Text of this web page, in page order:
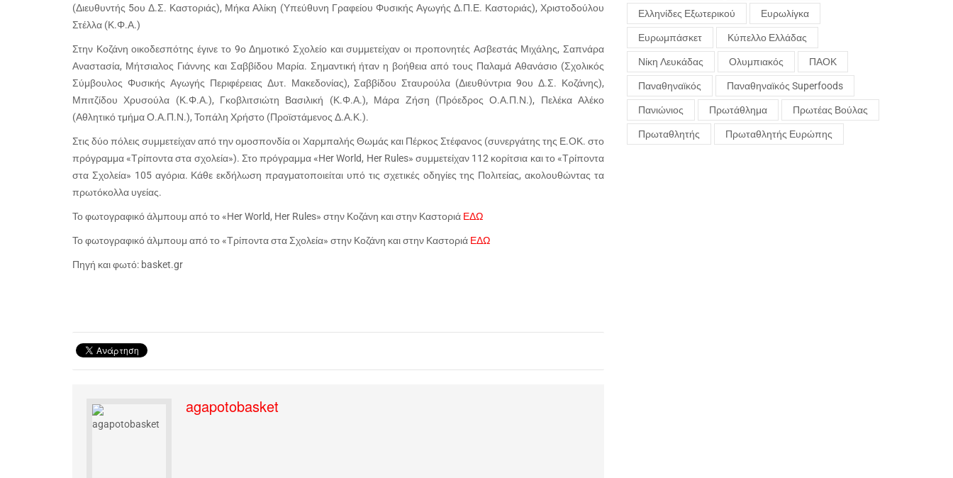
(Διευθυντής 5ου Δ.Σ. Καστοριάς), Μήκα Αλίκη (Υπεύθυνη Γραφείου Φυσικής Αγωγής Δ.Π.Ε. Καστοριάς), Χριστοδούλου
Στέλλα (Κ.Φ.Α.)
Στην Κοζάνη οικοδεσπότης έγινε το 9ο Δημοτικό Σχολείο και συμμετείχαν οι προπονητές Ασβεστάς Μιχάλης, Σαπνάρα
Αναστασία, Μήτσιαλος Γιάννης και Σαββίδου Μαρία. Σημαντική ήταν η βοήθεια από τους Παλαμά Αθανάσιο (Σχολικός
Σύμβουλος Φυσικής Αγωγής Περιφέρειας Δυτ. Μακεδονίας), Σαββίδου Σταυρούλα (Διευθύντρια 9ου Δ.Σ. Κοζάνης),
Μπιτζίδου Χρυσούλα (Κ.Φ.Α.), Γκοβλιτσιώτη Βασιλική (Κ.Φ.Α.), Μάρα Ζήση (Πρόεδρος Ο.Α.Π.Ν.), Πελέκα Αλέκο
(Αθλητικό τμήμα Ο.Α.Π.Ν.), Τοπάλη Χρήστο (Προϊστάμενος Δ.Α.Κ.).
Στις δύο πόλεις συμμετείχαν από την ομοσπονδία οι Χαρμπαλής Θωμάς και Πέρκος Στέφανος (συνεργάτης της Ε.ΟΚ. στο
πρόγραμμα «Τρίποντα στα σχολεία»). Στο πρόγραμμα «Her World, Her Rules» συμμετείχαν 112 κορίτσια και το «Τρίποντα
στα Σχολεία» 105 αγόρια. Κάθε εκδήλωση πραγματοποιείται υπό τις σχετικές οδηγίες της Πολιτείας, ακολουθώντας τα
πρωτόκολλα υγείας.
Το φωτογραφικό άλμπουμ από το «Her World, Her Rules» στην Κοζάνη και στην Καστοριά ΕΔΩ
Το φωτογραφικό άλμπουμ από το «Τρίποντα στα Σχολεία» στην Κοζάνη και στην Καστοριά ΕΔΩ
Πηγή και φωτό: basket.gr
agapotobasket
Ελληνίδες Εξωτερικού Ευρωλίγκα
Ευρωμπάσκετ Κύπελλο Ελλάδας
Νίκη Λευκάδας Ολυμπιακός ΠΑΟΚ
Παναθηναϊκός Παναθηναϊκός Superfoods
Πανιώνιος Πρωτάθλημα Πρωτέας Βούλας
Πρωταθλητής Πρωταθλητής Ευρώπης